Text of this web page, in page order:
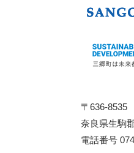
〒636-8535
奈良県生駒
電話番号